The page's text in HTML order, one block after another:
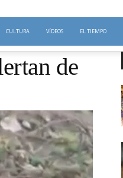
CULTURA VÍDEOS EL TIEMPO
de